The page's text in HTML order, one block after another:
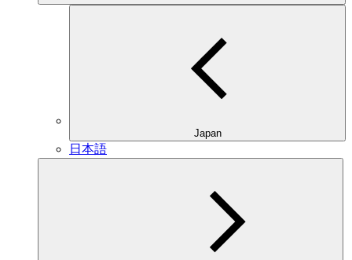
Japan
日本語